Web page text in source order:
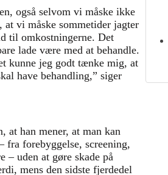
også selvom vi måske ikke
at vi måske sommetider jagter
til omkostningerne. Det
lade være med at behandle.
kunne jeg godt tænke mig, at
have behandling,” siger
at han mener, at man kan
forebyggelse, screening,
– uden at gøre skade på
mens den sidste fjerdedel